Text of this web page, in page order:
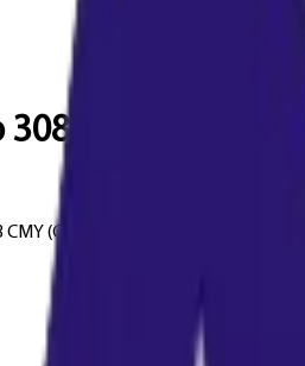
368/458/C258
(CET7371P) cho bản in màu sắc